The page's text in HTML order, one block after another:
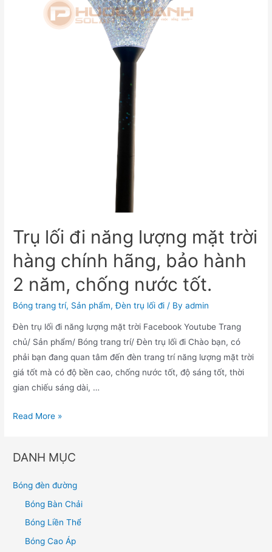
Trụ lối đi năng lượng mặt trời
hàng chính hãng, bảo hành
2 năm, chống nước tốt.
Bóng trang trí, Sản phẩm,Đèn trụ lối đi / Byadmin
Đèn trụ lối đi năng lượng mặt trời Facebook Youtube Trang
chủ/ Sản phẩm/ Bóng trang trí/ Đèn trụ lối đi Chào bạn, có
phải bạn đang quan tâm đến đèn trang trí năng lượng mặt trời
giá tốt mà có độ bền cao, chống nước tốt, độ sáng tốt, thời
gian chiếu sáng dài, …
Read More »
DANH MỤC
Bóng đèn đường
Bóng Bàn Chải
Bóng Liền Thể
Bóng Cao Áp